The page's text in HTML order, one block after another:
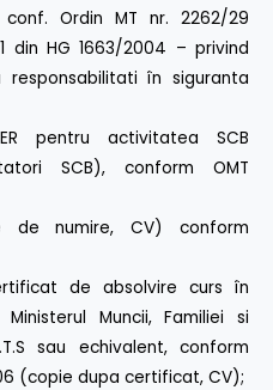
Ordin MT nr. 2262/29
din HG 1663/2004 – privind
responsabilitati în siguranta
pentru activitatea SCB
SCB), conform OMT
de numire, CV) conform
de absolvire curs în
Muncii, Familiei si
sau echivalent, conform
(copie dupa certificat, CV);